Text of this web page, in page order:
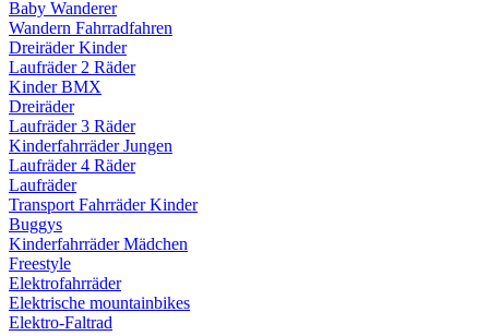
Baby Wanderer
Wandern Fahrradfahren
Dreiräder Kinder
Laufräder 2 Räder
Kinder BMX
Dreiräder
Laufräder 3 Räder
Kinderfahrräder Jungen
Laufräder 4 Räder
Laufräder
Transport Fahrräder Kinder
Buggys
Kinderfahrräder Mädchen
Freestyle
Elektrofahrräder
Elektrische mountainbikes
Elektro-Faltrad